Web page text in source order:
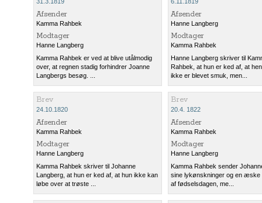
Afsender
Kamma Rahbek
Modtager
Hanne Langberg
Kamma Rahbek er ved at blive utålmodig
over, at regnen stadig forhindrer Joanne
Langbergs besøg. ...
Afsender
Hanne Langberg
Modtager
Kamma Rahbek
Hanne Langberg skriver til
Rahbek, at hun er ked af, at
ikke er blevet smuk, men...
Brev
24.10.1820
Afsender
Kamma Rahbek
Modtager
Hanne Langberg
Kamma Rahbek skriver til Johanne
Langberg, at hun er ked af, at hun ikke kan
løbe over at trøste ...
Brev
20.4. 1822
Afsender
Kamma Rahbek
Modtager
Hanne Langberg
Kamma Rahbek sender
sine lykønskninger og en æske
af fødselsdagen, me...